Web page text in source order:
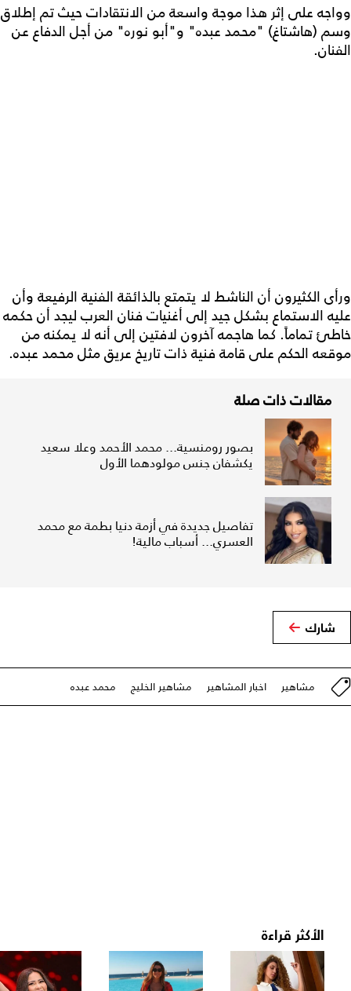
وواجه على إثر هذا موجة واسعة من الانتقادات حيث تم إطلاق
وسم (هاشتاغ) "محمد عبده" و"أبو نوره" من أجل الدفاع عن
الفنان.
ورأى الكثيرون أن الناشط لا يتمتع بالذائقة الفنية الرفيعة وأن
عليه الاستماع بشكل جيد إلى أغنيات فنان العرب ليجد أن حكمه
خاطئ تماماً. كما هاجمه آخرون لافتين إلى أنه لا يمكنه من
موقعه الحكم على قامة فنية ذات تاريخ عريق مثل محمد عبده.
مقالات ذات صلة
بصور رومنسية... محمد الأحمد وعلا سعيد
يكشفان جنس مولودهما الأول
تفاصيل جديدة في أزمة دنيا بطمة مع محمد
العسري... أسباب مالية!
شارك
مشاهير اخبار المشاهير مشاهير الخليج محمد عبده
الأكثر قراءة